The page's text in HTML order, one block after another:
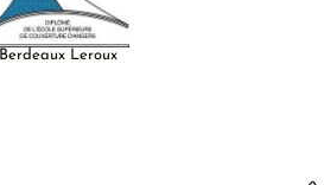
Berdeaux Leroux